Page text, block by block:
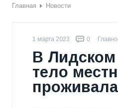
Главная Новости
1 марта 2023 0
В
тело
проживала